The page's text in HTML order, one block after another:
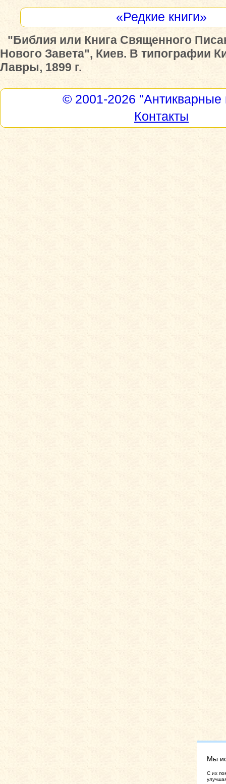
«Редкие книги»
"Библия или Книга Священного
Нового Завета", Киев. В типографии
Лавры, 1899 г.
© 2001-2026 "Антикварные
Контакты
Мы
C их